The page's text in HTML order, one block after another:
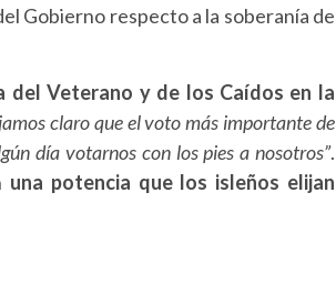
Gobierno respecto a la soberanía de
del Veterano y de los Caídos en la
claro que el voto más importante de
día votarnos con los pies a nosotros”.
una potencia que los isleños elijan